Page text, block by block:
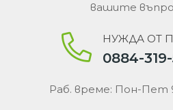
вашите
НУЖДА ОТ
0884-
Раб. време: Пон-Пет